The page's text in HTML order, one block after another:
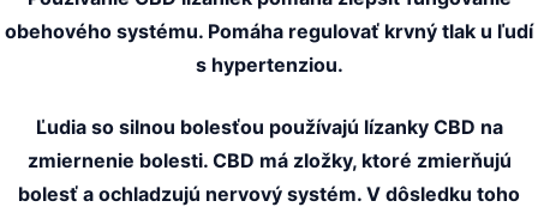
obehového systému. Pomáha regulovať krvný tlak u ľudí
s hypertenziou.
Ľudia so silnou bolesťou používajú lízanky CBD na
zmiernenie bolesti. CBD má zložky, ktoré zmierňujú
bolesť a ochladzujú nervový systém. V dôsledku toho